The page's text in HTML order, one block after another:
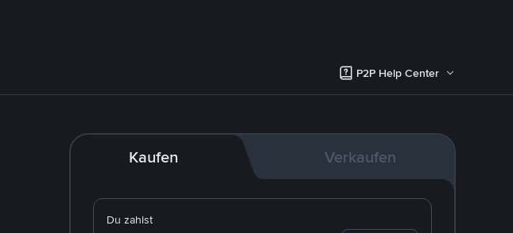
P2P Help Center
Kaufen Verkaufen
Du zahlst